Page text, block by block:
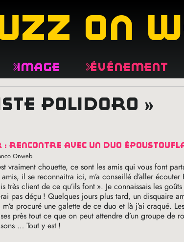
on
Image Événement
polidoro »
: rencontre avec un duo
Onweb
vraiment chouette, ce sont les amis qui vous font
il se reconnaitra ici, m’a conseillé d’aller écouter
très client de ce qu’ils font ». Je connaissais les
pas déçu ! Quelques jours plus tard, un disquaire
procuré une galette de ce duo et là j’ai craqué.
près tout ce que on peut attendre d’un groupe de
… Tout y est !